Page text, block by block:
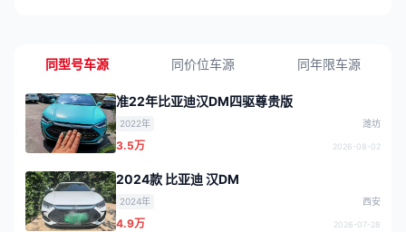
同型号车源 同价位车源 同年限车源
准22年比亚迪汉DM四驱尊贵版
2022年 潍坊
3.5万 2026-08-02
2024款 比亚迪 汉DM
2024年 西安
4.9万 2026-07-28